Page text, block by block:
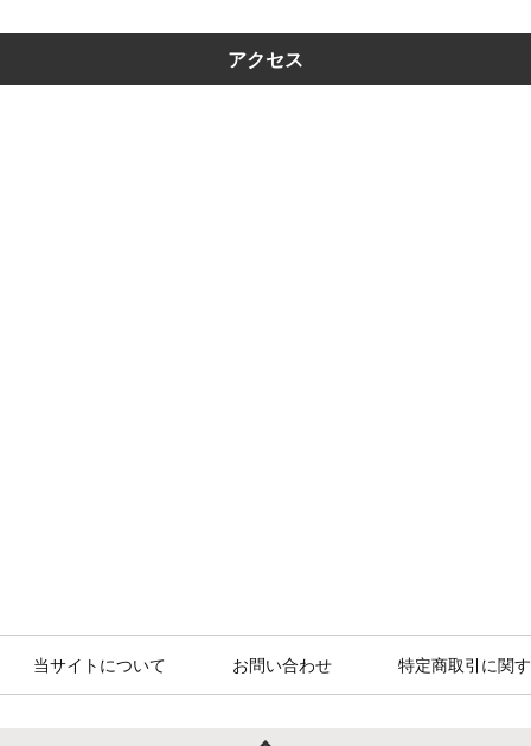
アクセス
当サイトについて お問い合わせ 特定商取引に関